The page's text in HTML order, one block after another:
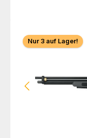
Bildergalerie
Nur 3 auf Lager!